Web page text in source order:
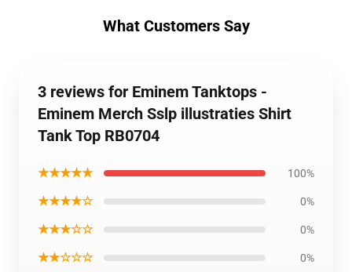
What Customers Say
3 reviews for Eminem Tanktops -
Eminem Merch Sslp illustraties Shirt
Tank Top RB0704
★★★★★ 100%
★★★★☆ 0%
★★★☆☆ 0%
★★☆☆☆ 0%